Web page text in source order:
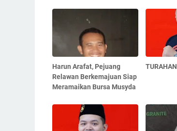
Harun Arafat, Pejuang
Relawan Berkemajuan Siap
Meramaikan Bursa Musyda
TURAHAN